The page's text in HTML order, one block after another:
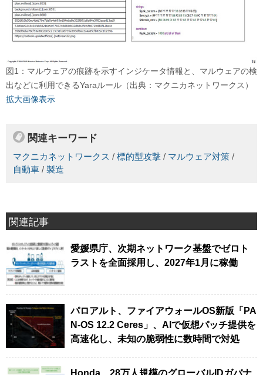
図1：マルウェアの痕跡を示すインジケータ情報と、マルウェアの検
出などに利用できるYaraルール（出典：マクニカネットワークス）
拡大画像表示
関連キーワード
マクニカネットワークス / 標的型攻撃 / マルウェア対策 /
自動車 / 製造
関連記事
愛媛県庁、次期ネットワーク基盤でゼロト
ラストを全面採用し、2027年1月に稼働
パロアルト、ファイアウォールOS新版「PA
N-OS 12.2 Ceres」、AIで仮想パッチ提供を
高速化し、未知の脆弱性に数時間で対処